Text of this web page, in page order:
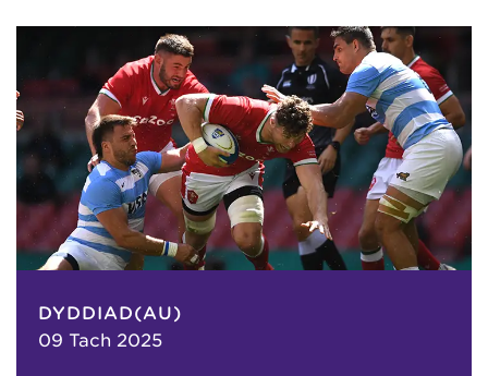
DYDDIAD(AU)
09 Tach 2025